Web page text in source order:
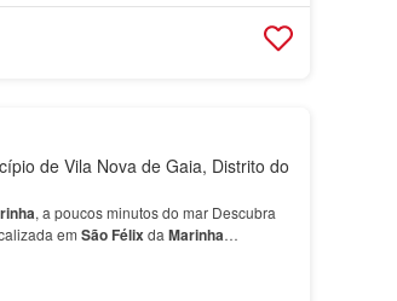
de Vila Nova de Gaia, Distrito do
, a poucos minutos do mar Descubra
em São Félixda Marinha…